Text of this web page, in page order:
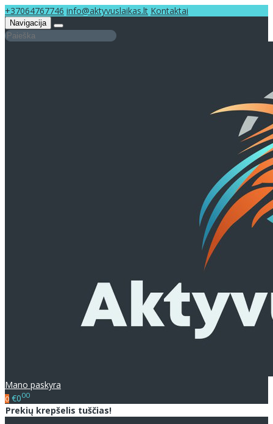
+37064767746 info@aktyvuslaikas.lt Kontaktai
Navigacija
Mano paskyra
0 €000
Prekių krepšelis tuščias!